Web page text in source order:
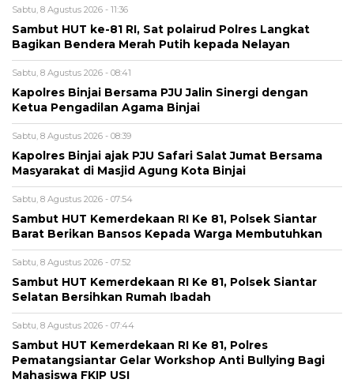
Sabtu, 8 Agustus 2026 - 11:36
Sambut HUT ke-81 RI, Sat polairud Polres Langkat
Bagikan Bendera Merah Putih kepada Nelayan
Sabtu, 8 Agustus 2026 - 08:41
Kapolres Binjai Bersama PJU Jalin Sinergi dengan
Ketua Pengadilan Agama Binjai
Sabtu, 8 Agustus 2026 - 08:39
Kapolres Binjai ajak PJU Safari Salat Jumat Bersama
Masyarakat di Masjid Agung Kota Binjai
Sabtu, 8 Agustus 2026 - 07:54
Sambut HUT Kemerdekaan RI Ke 81, Polsek Siantar
Barat Berikan Bansos Kepada Warga Membutuhkan
Sabtu, 8 Agustus 2026 - 07:52
Sambut HUT Kemerdekaan RI Ke 81, Polsek Siantar
Selatan Bersihkan Rumah Ibadah
Sabtu, 8 Agustus 2026 - 07:44
Sambut HUT Kemerdekaan RI Ke 81, Polres
Pematangsiantar Gelar Workshop Anti Bullying Bagi
Mahasiswa FKIP USI